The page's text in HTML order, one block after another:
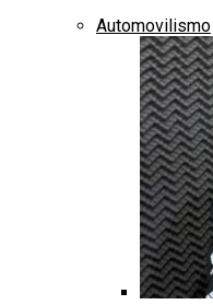
Automovilismo